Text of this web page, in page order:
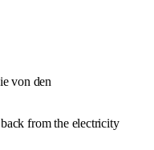
von den
from the electricity